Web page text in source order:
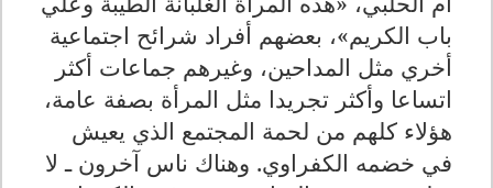
باب الكريم»، بعضهم أفراد شرائح اجتماعية
أخري مثل المداحين، وغيرهم جماعات أكثر
اتساعا وأكثر تجريدا مثل المرأة بصفة عامة،
هؤلاء كلهم من لحمة المجتمع الذي يعيش
في خضمه الكفراوي. وهناك ناس آخرون ـ لا